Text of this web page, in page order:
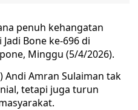
penuh kehangatan
Bone ke-696 di
Minggu (5/4/2026).
Amran Sulaiman tak
tetapi juga turun